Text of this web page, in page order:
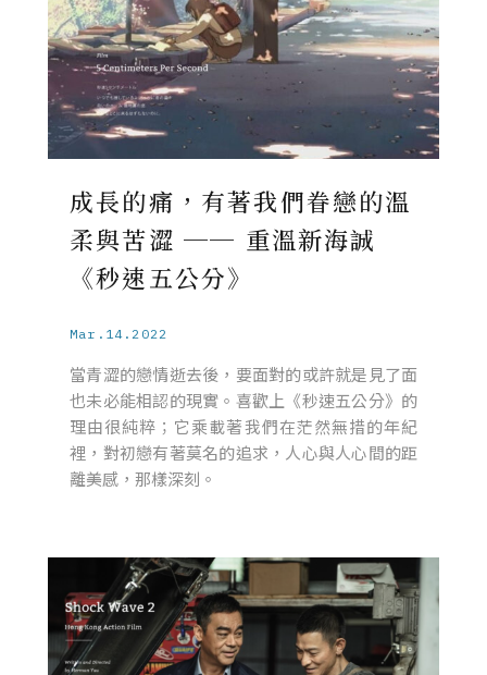
成長的痛，有著我們眷戀的溫
柔與苦澀 ── 重溫新海誠
《秒速五公分》
Mar.14.2022
當青澀的戀情逝去後，要面對的或許就是見了面
也未必能相認的現實。喜歡上《秒速五公分》的
理由很純粹；它乘載著我們在茫然無措的年紀
裡，對初戀有著莫名的追求，人心與人心間的距
離美感，那樣深刻。